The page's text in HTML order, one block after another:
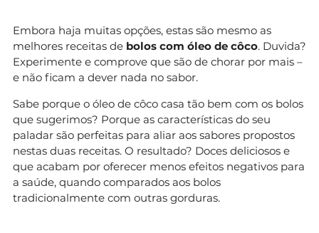
Embora haja muitas opções, estas são mesmo as
melhores receitas de bolos com óleo de côco. Duvida?
Experimente e comprove que são de chorar por mais –
e não ficam a dever nada no sabor.
Sabe porque o óleo de côco casa tão bem com os bolos
que sugerimos? Porque as características do seu
paladar são perfeitas para aliar aos sabores propostos
nestas duas receitas. O resultado? Doces deliciosos e
que acabam por oferecer menos efeitos negativos para
a saúde, quando comparados aos bolos
tradicionalmente com outras gorduras.